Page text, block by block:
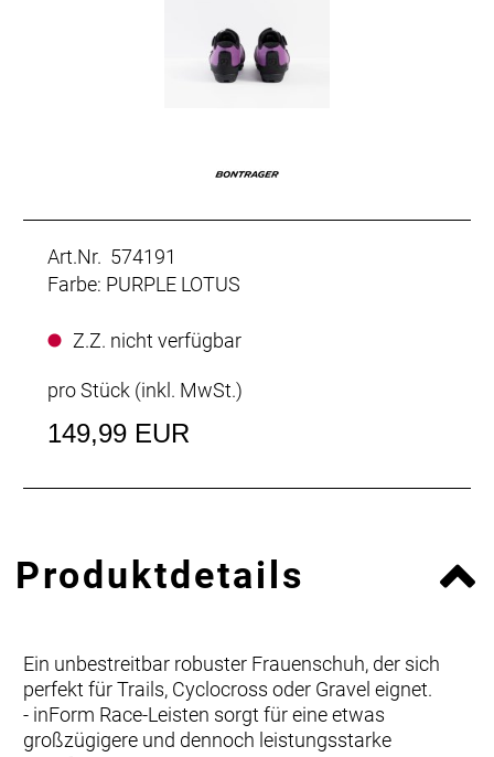
Art.Nr. 574191
Farbe: PURPLE LOTUS
Z.Z. nicht verfügbar
pro Stück (inkl. MwSt.)
149,99 EUR
Produktdetails
Ein unbestreitbar robuster Frauenschuh, der sich
perfekt für Trails, Cyclocross oder Gravel eignet.
- inForm Race-Leisten sorgt für eine etwas
großzügigere und dennoch leistungsstarke